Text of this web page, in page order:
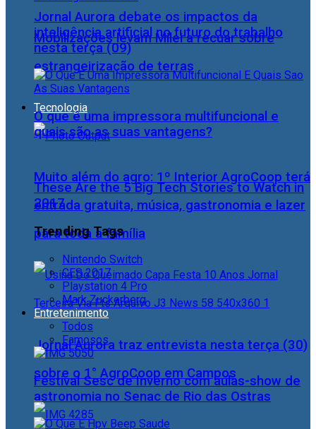
Mobilizações levam Milei a recuar sobre
estrangeirização de terras
Tecnologia
Muito além do agro: 1º Interior AgroCoop terá
entrada gratuita, música, gastronomia e lazer
para toda a família
Jornal Aurora traz entrevista nesta terça (30)
sobre o 1° AgroCoop em Campos
Jornal Aurora debate os impactos da
inteligência artificial no futuro do trabalho
nesta terça (09)
O que é uma impressora multifuncional e
quais são as suas vantagens?
These Are the 5 Big Tech Stories to Watch in
2017
Trending Tags
Nintendo Switch
CES 2017
Playstation 4 Pro
Mark Zuckerberg
Entretenimento
Todos
Famosos
Festival Sesc de Inverno com aulas-show de
astronomia no Senac de Rio das Ostras